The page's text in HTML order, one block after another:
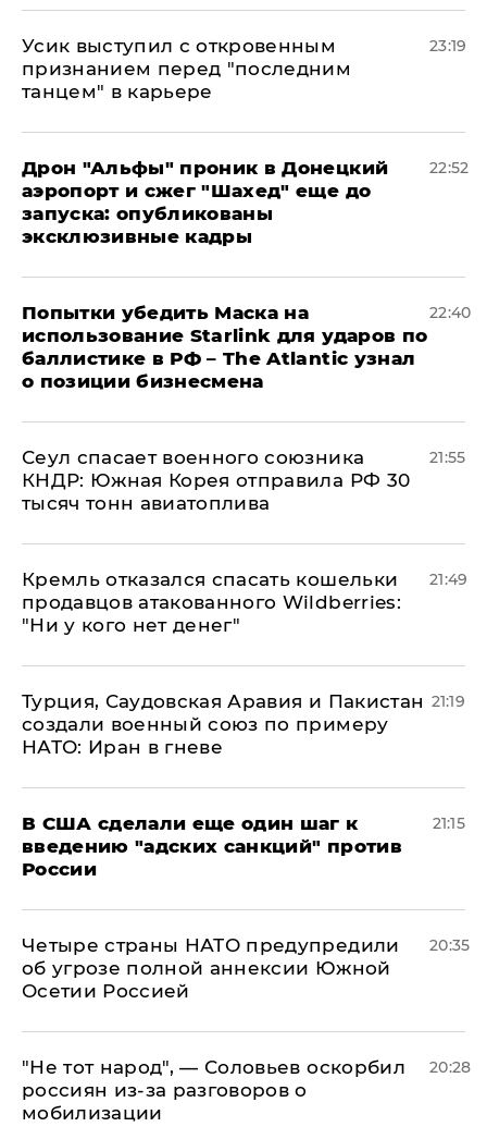
Усик выступил с откровенным
признанием перед "последним
танцем" в карьере
23:19
Дрон "Альфы" проник в Донецкий
аэропорт и сжег "Шахед" еще до
запуска: опубликованы
эксклюзивные кадры
22:52
Попытки убедить Маска на
использование Starlink для ударов по
баллистике в РФ – The Atlantic узнал
о позиции бизнесмена
22:40
​Сеул спасает военного союзника
КНДР: Южная Корея отправила РФ 30
тысяч тонн авиатоплива
21:55
Кремль отказался спасать кошельки
продавцов атакованного Wildberries:
"Ни у кого нет денег"
21:49
Турция, Саудовская Аравия и Пакистан
создали военный союз по примеру
НАТО: Иран в гневе
21:19
В США сделали еще один шаг к
введению "адских санкций" против
России
21:15
Четыре страны НАТО предупредили
об угрозе полной аннексии Южной
Осетии Россией
20:35
​"Не тот народ", — Соловьев оскорбил
россиян из-за разговоров о
мобилизации
20:28